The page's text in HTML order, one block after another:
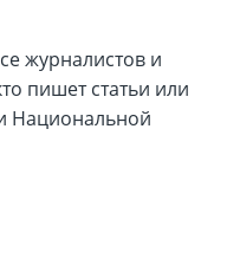
журналистов и
пишет статьи или
Национальной
и тенденциях